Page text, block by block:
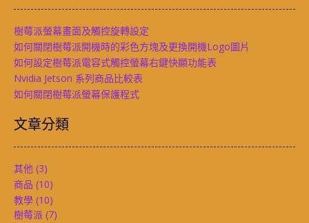
樹莓派螢幕畫面及觸控旋轉設定
如何關閉樹莓派開機時的彩色方塊及更換開機Logo圖片
如何設定樹莓派電容式觸控螢幕右鍵快顯功能表
Nvidia Jetson 系列商品比較表
如何關閉樹莓派螢幕保護程式
文章分類
其他 (3)
商品 (10)
教學 (10)
樹莓派 (7)